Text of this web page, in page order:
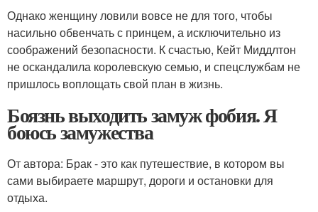
Однако женщину ловили вовсе не для того, чтобы
насильно обвенчать с принцем, а исключительно из
соображений безопасности. К счастью, Кейт Миддлтон
не оскандалила королевскую семью, и спецслужбам не
пришлось воплощать свой план в жизнь.
Боязнь выходить замуж фобия. Я
боюсь замужества
От автора: Брак - это как путешествие, в котором вы
сами выбираете маршрут, дороги и остановки для
отдыха.